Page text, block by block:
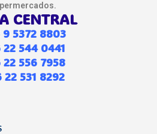
CENTRAL
9 5372 8803
22 544 0441
22 556 7958
22 531 8292